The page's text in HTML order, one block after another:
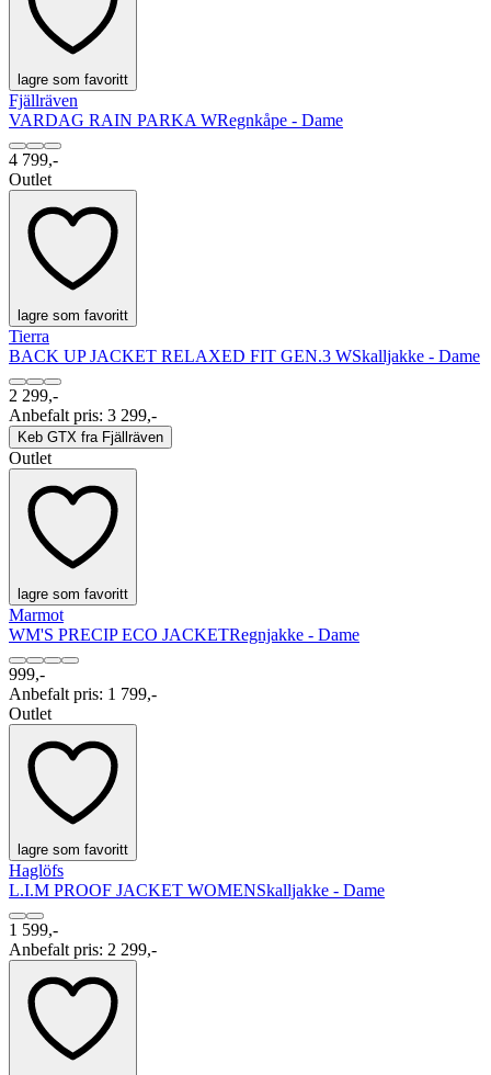
lagre som favoritt
Fjällräven
VARDAG RAIN PARKA WRegnkåpe - Dame
4 799,-
Outlet
lagre som favoritt
Tierra
BACK UP JACKET RELAXED FIT GEN.3 WSkalljakke - Dame
2 299,-
Anbefalt pris: 3 299,-
Keb GTX fra Fjällräven
Outlet
lagre som favoritt
Marmot
WM'S PRECIP ECO JACKETRegnjakke - Dame
999,-
Anbefalt pris: 1 799,-
Outlet
lagre som favoritt
Haglöfs
L.I.M PROOF JACKET WOMENSkalljakke - Dame
1 599,-
Anbefalt pris: 2 299,-